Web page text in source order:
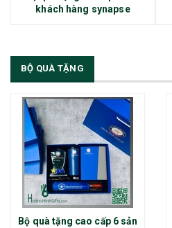
khách hàng synapse
BỘ QUÀ TẶNG
Bộ quà tặng cao cấp 6 sản